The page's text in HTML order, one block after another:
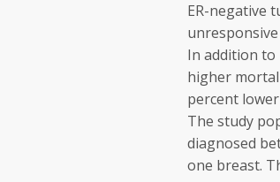
ER-negative
In addition to
higher
percent
The study
diagnosed
one breast.